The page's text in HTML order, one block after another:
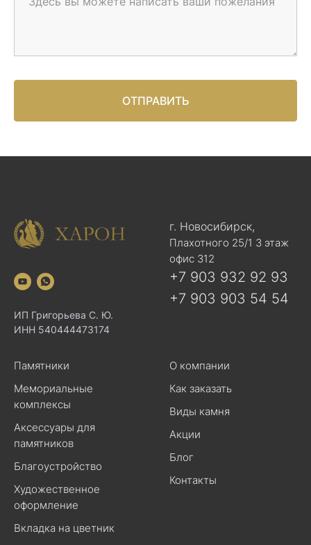
ОТПРАВИТЬ
ИП Григорьева С. Ю.
ИНН 540444473174
г. Новосибирск,
Плахотного 25/1 3 этаж
офис 312
+7 903 932 92 93
+7 903 903 54 54
Памятники
Мемориальные
комплексы
Аксессуары для
памятников
Благоустройство
Художественное
оформление
Вкладка на цветник
О компании
Как заказать
Виды камня
Акции
Блог
Контакты